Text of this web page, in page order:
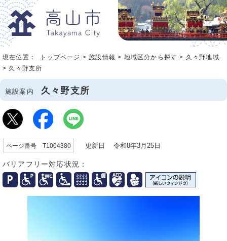
現在位置： トップページ >施設情報 > 地域区分から探す > 久々野地域
> 久々野支所
施設案内 久々野支所
ページ番号 T1004380 更新日 令和8年3月25日
バリアフリー対応状況：